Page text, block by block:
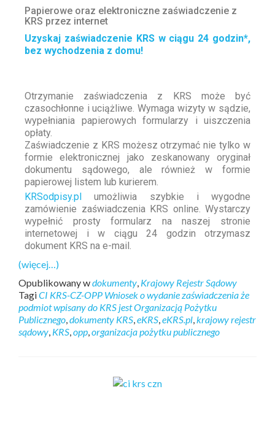
Papierowe oraz elektroniczne zaświadczenie z
KRS przez internet
Uzyskaj zaświadczenie KRS w ciągu 24 godzin*,
bez wychodzenia z domu!
Otrzymanie zaświadczenia z KRS może być
czasochłonne i uciążliwe. Wymaga wizyty w sądzie,
wypełniania papierowych formularzy i uiszczenia
opłaty.
Zaświadczenie z KRS możesz otrzymać nie tylko w
formie elektronicznej jako zeskanowany oryginał
dokumentu sądowego, ale również w formie
papierowej listem lub kurierem.
KRSodpisy.pl umożliwia szybkie i wygodne
zamówienie zaświadczenia KRS online. Wystarczy
wypełnić prosty formularz na naszej stronie
internetowej i w ciągu 24 godzin otrzymasz
dokument KRS na e-mail.
(więcej…)
Opublikowany wdokumenty Krajowy Rejestr Sądowy
TagiCI KRS-CZ-OPP Wniosek o wydanie zaświadczenia że
podmiot wpisany do KRS jest Organizacją Pożytku
Publicznego dokumenty KRS eKRS eKRS.pl krajowy rejestr
sądowy KRS opp organizacja pożytku publicznego